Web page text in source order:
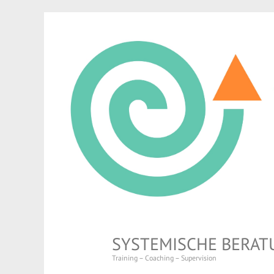
SYSTEMISCHE
Training – Coaching – Supervision